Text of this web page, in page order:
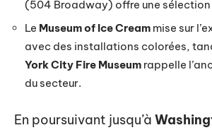
(504 Broadway) offre une sélection
Le Museum of Ice Cream mise sur
avec des installations colorées,
York City Fire Museum rappelle
du secteur.
En poursuivant jusqu’à